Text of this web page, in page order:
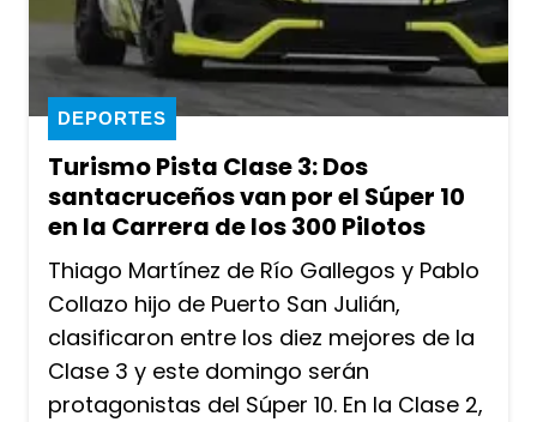
Turismo Pista Clase 3: Dos
santacruceños van por el Súper 10
en la Carrera de los 300 Pilotos
DEPORTES
Thiago Martínez de Río Gallegos y Pablo
Collazo hijo de Puerto San Julián,
clasificaron entre los diez mejores de la
Clase 3 y este domingo serán
protagonistas del Súper 10. En la Clase 2,